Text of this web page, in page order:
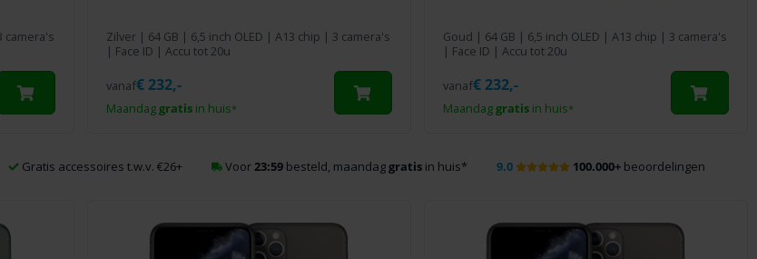
camera's
Zilver| 64 GB | 6,5 inch OLED | A13 chip | 3 camera's
| Face ID | Accu tot 20u
Maandaggratisin huis*
vanaf€232,-
Goud | 64 GB | 6,5 inch OLED | A13 chip | 3 camera's
| Face ID | Accu tot 20u
Maandaggratisin huis*
vanaf€232,-
Gratis accessoires t.w.v. €26+ Voor23:59 besteld, maandag gratis in huis* 9.0 100.000+ beoordelingen